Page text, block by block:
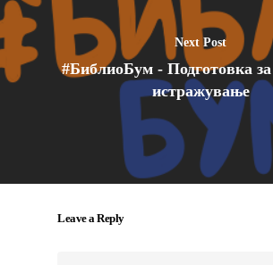
Next Post
#БиблиоБум - Подготовка за
истражување
Leave a Reply